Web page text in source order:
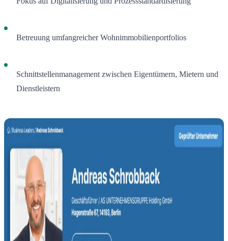
Betreuung umfangreicher Wohnimmobilienportfolios
Schnittstellenmanagement zwischen Eigentümern, Mietern und
Dienstleistern